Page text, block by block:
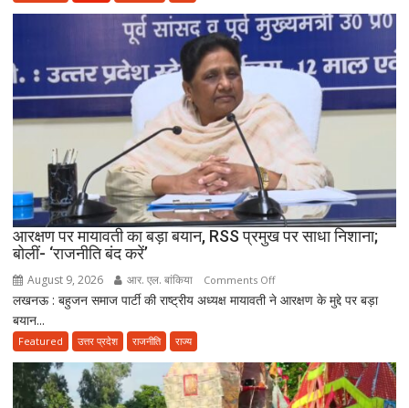
ठगी
बड़ा
ध्वस्त,
तीन
से
23
आरोपी
गिरफ्तार
आरक्षण पर मायावती का बड़ा बयान, RSS प्रमुख पर साधा निशाना;
बोलीं- ‘राजनीति बंद करें’
August 9, 2026 आर. एल. बांकिया Comments Offon
आरक्षण
का
बड़ा
बयान,
लखनऊ : बहुजन समाज पार्टी की राष्ट्रीय अध्यक्ष मायावती ने आरक्षण के मुद्दे पर बड़ा
बयान...
Featured उत्तर प्रदेश राजनीति राज्य